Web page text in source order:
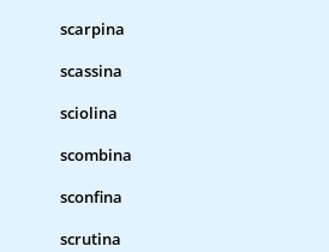
scarpina
scassina
sciolina
scombina
sconfina
scrutina